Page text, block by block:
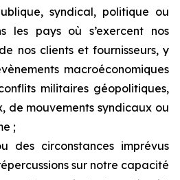
syndical, politique ou
les pays où s’exercent nos
nos clients et fournisseurs, y
macroéconomiques
militaires géopolitiques,
de mouvements syndicaux ou
;
des circonstances imprévus
sur notre capacité